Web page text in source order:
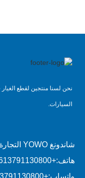
نحن لسنا منتجين لقطع
السيارات.
شاندونغ YOWO التجارة الدولية المحدودة
هاتف:+8613791130800
واتساب:+8613791130800